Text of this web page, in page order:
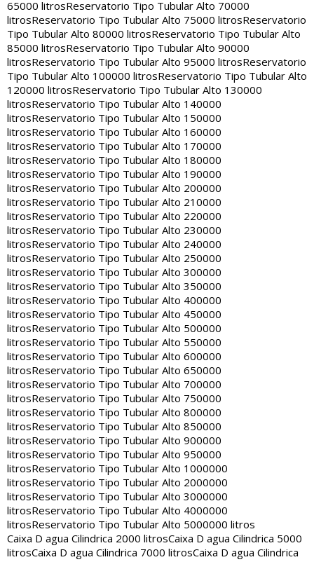
65000 litrosReservatorio Tipo Tubular Alto 70000
litrosReservatorio Tipo Tubular Alto 75000 litrosReservatorio
Tipo Tubular Alto 80000 litrosReservatorio Tipo Tubular Alto
85000 litrosReservatorio Tipo Tubular Alto 90000
litrosReservatorio Tipo Tubular Alto 95000 litrosReservatorio
Tipo Tubular Alto 100000 litrosReservatorio Tipo Tubular Alto
120000 litrosReservatorio Tipo Tubular Alto 130000
litrosReservatorio Tipo Tubular Alto 140000
litrosReservatorio Tipo Tubular Alto 150000
litrosReservatorio Tipo Tubular Alto 160000
litrosReservatorio Tipo Tubular Alto 170000
litrosReservatorio Tipo Tubular Alto 180000
litrosReservatorio Tipo Tubular Alto 190000
litrosReservatorio Tipo Tubular Alto 200000
litrosReservatorio Tipo Tubular Alto 210000
litrosReservatorio Tipo Tubular Alto 220000
litrosReservatorio Tipo Tubular Alto 230000
litrosReservatorio Tipo Tubular Alto 240000
litrosReservatorio Tipo Tubular Alto 250000
litrosReservatorio Tipo Tubular Alto 300000
litrosReservatorio Tipo Tubular Alto 350000
litrosReservatorio Tipo Tubular Alto 400000
litrosReservatorio Tipo Tubular Alto 450000
litrosReservatorio Tipo Tubular Alto 500000
litrosReservatorio Tipo Tubular Alto 550000
litrosReservatorio Tipo Tubular Alto 600000
litrosReservatorio Tipo Tubular Alto 650000
litrosReservatorio Tipo Tubular Alto 700000
litrosReservatorio Tipo Tubular Alto 750000
litrosReservatorio Tipo Tubular Alto 800000
litrosReservatorio Tipo Tubular Alto 850000
litrosReservatorio Tipo Tubular Alto 900000
litrosReservatorio Tipo Tubular Alto 950000
litrosReservatorio Tipo Tubular Alto 1000000
litrosReservatorio Tipo Tubular Alto 2000000
litrosReservatorio Tipo Tubular Alto 3000000
litrosReservatorio Tipo Tubular Alto 4000000
litrosReservatorio Tipo Tubular Alto 5000000 litros
Caixa D agua Cilindrica 2000 litrosCaixa D agua Cilindrica 5000
litrosCaixa D agua Cilindrica 7000 litrosCaixa D agua Cilindrica